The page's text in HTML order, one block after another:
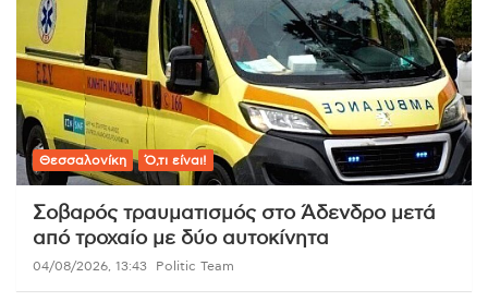
Θεσσαλονίκη Ό,τι είναι!
Σοβαρός τραυματισμός στο Άδενδρο μετά
από τροχαίο με δύο αυτοκίνητα
04/08/2026, 13:43 Politic Team